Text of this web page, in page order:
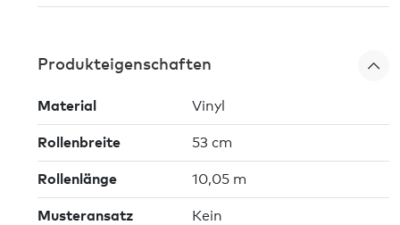
Produkteigenschaften
Material Vinyl
Rollenbreite 53 cm
Rollenlänge 10,05 m
Musteransatz Kein